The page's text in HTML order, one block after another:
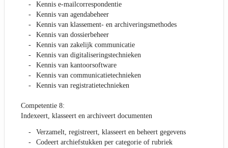
Kennis e-mailcorrespondentie
Kennis van agendabeheer
Kennis van klassement- en archiveringsmethodes
Kennis van dossierbeheer
Kennis van zakelijk communicatie
Kennis van digitaliseringstechnieken
Kennis van kantoorsoftware
Kennis van communicatietechnieken
Kennis van registratietechnieken
Competentie 8:
Indexeert, klasseert en archiveert documenten
Verzamelt, registreert, klasseert en beheert gegevens
Codeert archiefstukken per categorie of rubriek